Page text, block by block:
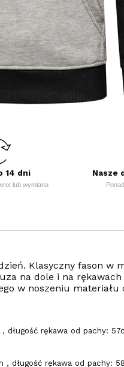
14 dni
lub wymiana
Nasze
Klasyczny fason w
na dole i na
w noszeniu materiału
rękawa od pachy:
długość rękawa od pachy: